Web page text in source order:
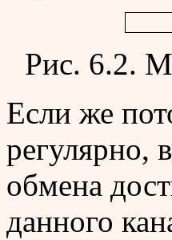
Рис. 6.2.
Если же
регулярно,
обмена
данного